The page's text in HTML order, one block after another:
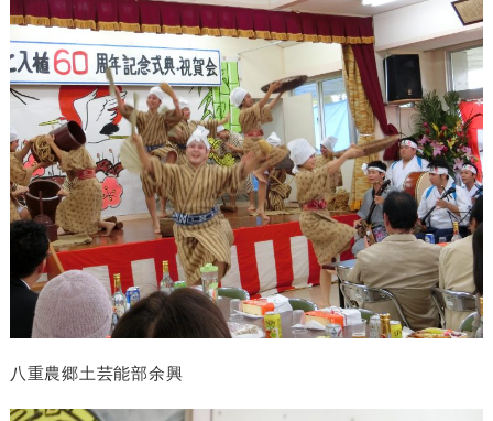
八重農郷土芸能部余興